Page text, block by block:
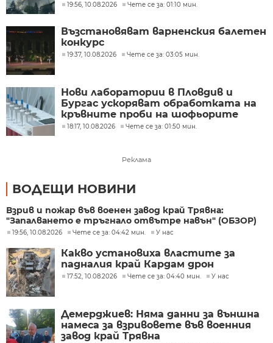
19:56, 10.08.2026 Чете се за: 01:10 мин.
Възстановяват варненския балетен
конкурс
19:37, 10.08.2026 Чете се за: 03:05 мин.
Нови лаборатории в Пловдив и
Бургас ускоряват обработката на
кръвните проби на шофьорите
18:17, 10.08.2026 Чете се за: 01:50 мин.
Реклама
ВОДЕЩИ НОВИНИ
Взрив и пожар във военен завод край Трявна:
"Запалването е тръгнало отвътре навън" (ОБЗОР)
19:56, 10.08.2026 Чете се за: 04:42 мин. У нас
Какво установиха властите за
падналия край Кардам дрон
17:52, 10.08.2026 Чете се за: 04:40 мин. У нас
Демерджиев: Няма данни за външна
намеса за взривовете във военния
завод край Трявна